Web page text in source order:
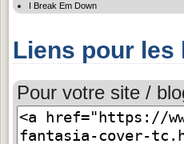
I Break Em Down
Liens pour les
Pour votre site /